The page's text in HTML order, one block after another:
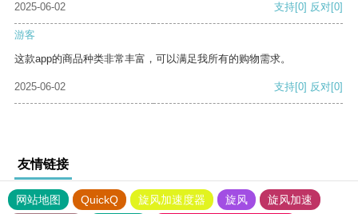
2025-06-02 支持[0] 反对[0]
游客
这款app的商品种类非常丰富，可以满足我所有的购物需求。
2025-06-02 支持[0] 反对[0]
友情链接
网站地图 QuickQ 旋风加速度器 旋风 旋风加速